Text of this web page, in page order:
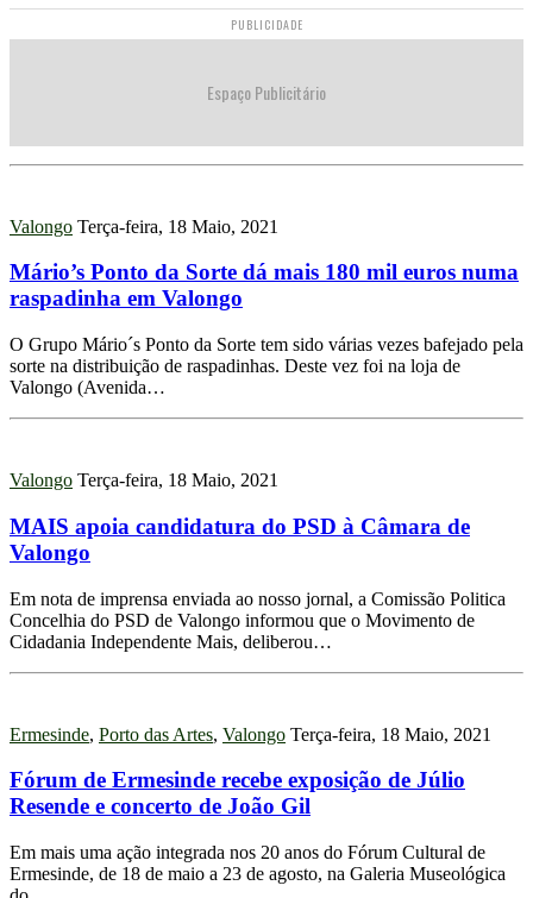
PUBLICIDADE
Espaço Publicitário
Valongo Terça-feira, 18 Maio, 2021
Mário’s Ponto da Sorte dá mais 180 mil euros numa
raspadinha em Valongo
O Grupo Mário´s Ponto da Sorte tem sido várias vezes bafejado pela
sorte na distribuição de raspadinhas. Deste vez foi na loja de
Valongo (Avenida…
Valongo Terça-feira, 18 Maio, 2021
MAIS apoia candidatura do PSD à Câmara de
Valongo
Em nota de imprensa enviada ao nosso jornal, a Comissão Politica
Concelhia do PSD de Valongo informou que o Movimento de
Cidadania Independente Mais, deliberou…
Ermesinde, Porto das Artes, Valongo Terça-feira, 18 Maio, 2021
Fórum de Ermesinde recebe exposição de Júlio
Resende e concerto de João Gil
Em mais uma ação integrada nos 20 anos do Fórum Cultural de
Ermesinde, de 18 de maio a 23 de agosto, na Galeria Museológica